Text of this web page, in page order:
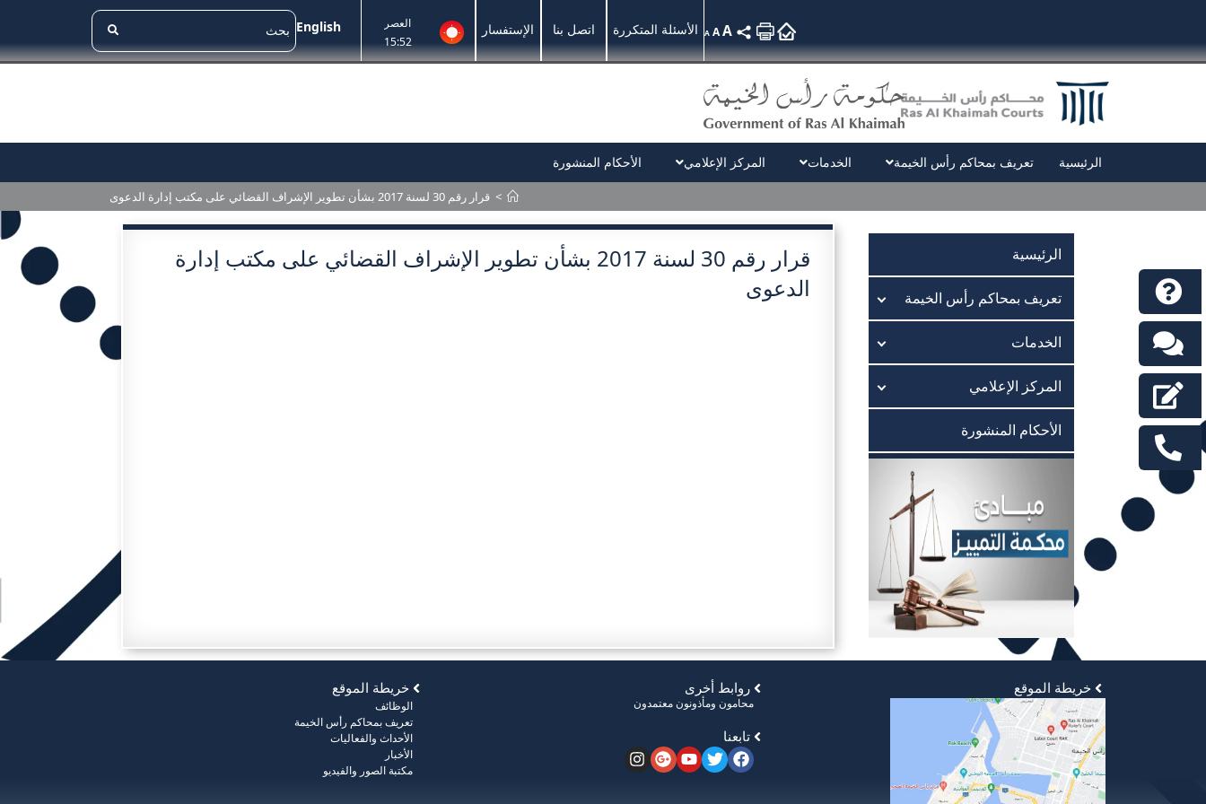
English
العصر
15:52
الإستفسار اتصل بنا الأسئلة المتكررة A AA
الرئيسية تعريف بمحاكم رأس الخيمة الخدمات المركز الإعلامي الأحكام المنشورة
> قرار رقم 30 لسنة 2017 بشأن تطوير الإشراف القضائي على مكتب إدارة الدعوى
الرئيسية
تعريف بمحاكم رأس الخيمة
الخدمات
المركز الإعلامي
الأحكام المنشورة
قرار رقم 30 لسنة 2017 بشأن تطوير الإشراف القضائي على مكتب إدارة
الدعوى
خريطة الموقع
الوظائف
تعريف بمحاكم رأس الخيمة
الأحداث والفعاليات
الأخبار
مكتبة الصور والفيديو
روابط أخرى
محامون ومأذونون معتمدون
تابعنا
خريطة الموقع